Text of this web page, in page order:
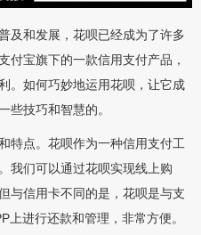
及和发展，花呗已经成为了许多
付宝旗下的一款信用支付产品，
。如何巧妙地运用花呗，让它成
些技巧和智慧的。
特点。花呗作为一种信用支付工
我们可以通过花呗实现线上购
与信用卡不同的是，花呗是与支
上进行还款和管理，非常方便。